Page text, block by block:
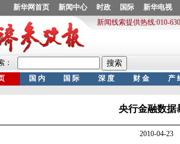
央行金融数据
2010-04-23